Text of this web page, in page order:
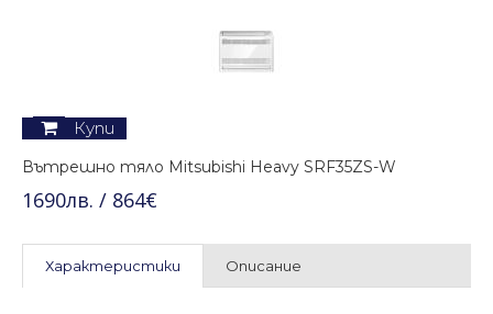
Вътрешно тяло Mitsubishi Heavy SRF35ZS-W
1690лв. / 864€
Купи
Характеристики Описание